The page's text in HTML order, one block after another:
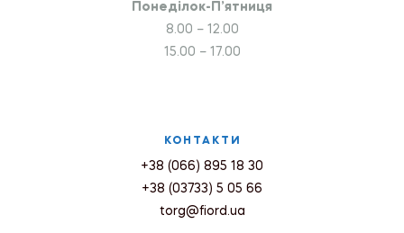
Понеділок-П’ятниця
8.00 – 12.00
15.00 – 17.00
КОНТАКТИ
+38 (066) 895 18 30
+38 (03733) 5 05 66
torg@fiord.ua